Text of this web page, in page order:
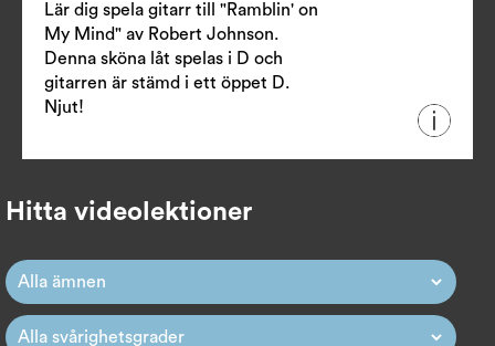
Lär dig spela gitarr till "Ramblin' on
My Mind" av Robert Johnson.
Denna sköna låt spelas i D och
gitarren är stämd i ett öppet D.
Njut!
Hitta videolektioner